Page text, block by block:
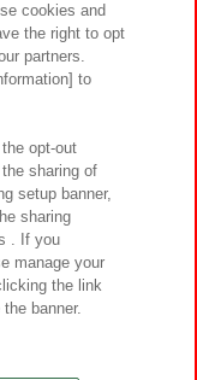
サイトポリシー
ティ方針と検証結果
質問・お問い合わせ
Inc.
cookies and
the right to opt
partners.
to
opt-out
sharing of
setup banner,
sharing
. If you
manage your
the link
banner.